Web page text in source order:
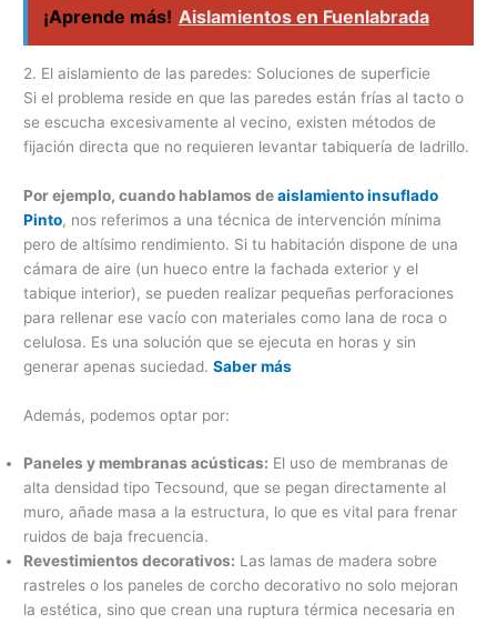
¡Aprende más! Aislamientos en Fuenlabrada
2. El aislamiento de las paredes: Soluciones de superficie
Si el problema reside en que las paredes están frías al tacto o
se escucha excesivamente al vecino, existen métodos de
fijación directa que no requieren levantar tabiquería de ladrillo.
Por ejemplo, cuando hablamos deaislamiento insuflado
Pinto, nos referimos a una técnica de intervención mínima
pero de altísimo rendimiento. Si tu habitación dispone de una
cámara de aire (un hueco entre la fachada exterior y el
tabique interior), se pueden realizar pequeñas perforaciones
para rellenar ese vacío con materiales como lana de roca o
celulosa. Es una solución que se ejecuta en horas y sin
generar apenas suciedad.Saber más
Además, podemos optar por:
Paneles y membranas acústicas: El uso de membranas de
alta densidad tipo Tecsound, que se pegan directamente al
muro, añade masa a la estructura, lo que es vital para frenar
ruidos de baja frecuencia.
Revestimientos decorativos: Las lamas de madera sobre
rastreles o los paneles de corcho decorativo no solo mejoran
la estética, sino que crean una ruptura térmica necesaria en